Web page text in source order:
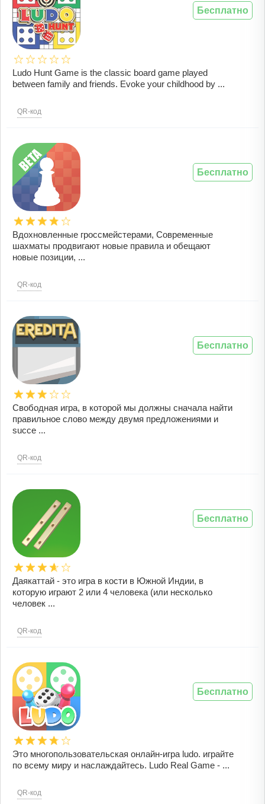
Ludo Hunt Game is the classic board game played
between family and friends. Evoke your childhood by ...
QR-код
Бесплатно
Вдохновленные гроссмейстерами, Современные
шахматы продвигают новые правила и обещают
новые позиции, ...
QR-код
Бесплатно
Свободная игра, в которой мы должны сначала найти
правильное слово между двумя предложениями и
succe ...
QR-код
Бесплатно
Даякаттай - это игра в кости в Южной Индии, в
которую играют 2 или 4 человека (или несколько
человек ...
QR-код
Бесплатно
Это многопользовательская онлайн-игра ludo. играйте
по всему миру и наслаждайтесь. Ludo Real Game - ...
QR-код
Бесплатно